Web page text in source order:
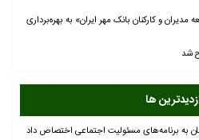
و کارکنان بانک مهر ایران» به بهره‌برداری
شد
ها